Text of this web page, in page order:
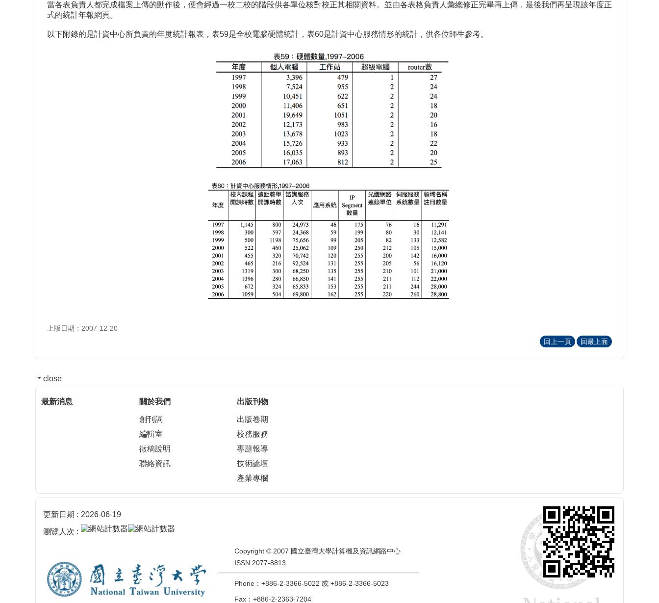
當各表負責人都完成檔案上傳的動作後，便會經過一校二校的階段供各單位核對校正其相關資料。並由各表格負責人彙總修正完畢再上傳，最後我們再呈現該年度正
式的統計年報網頁。
以下附錄的是計資中心所負責的年度統計報表，表59是全校電腦硬體統計，表60是計資中心服務情形的統計，供各位師生參考。
上版日期：2007-12-20
回上一頁
回最上面
close
最新消息 關於我們
創刊詞
編輯室
徵稿說明
聯絡資訊
出版刊物
出版卷期
校務服務
專題報導
技術論壇
產業專欄
更新日期 2026-06-19
瀏覽人次
Copyright © 2007 國立臺灣大學計算機及資訊網路中心
ISSN 2077-8813
Phone：+886-2-3366-5022 或 +886-2-3366-5023
Fax：+886-2-2363-7204